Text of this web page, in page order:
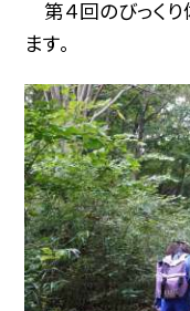
第４回のびっくり
ます。